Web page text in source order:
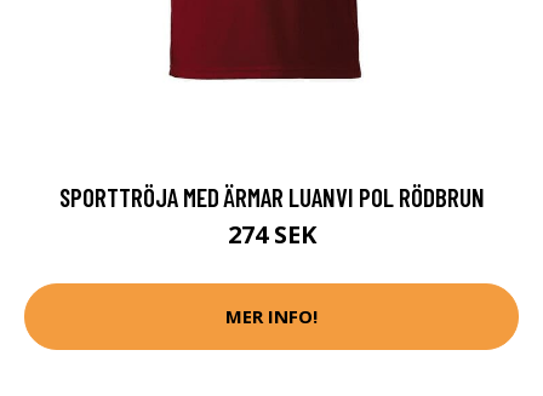
SPORTTRÖJA MED ÄRMAR LUANVI POL RÖDBRUN
274 SEK
MER INFO!